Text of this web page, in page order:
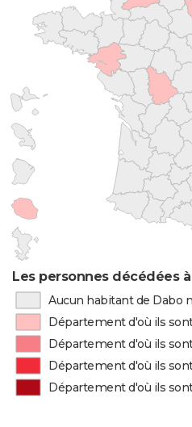
Les personnes décédées
Aucun habitant de Dabo
Département d'où ils
Département d'où ils
Département d'où ils
Département d'où ils